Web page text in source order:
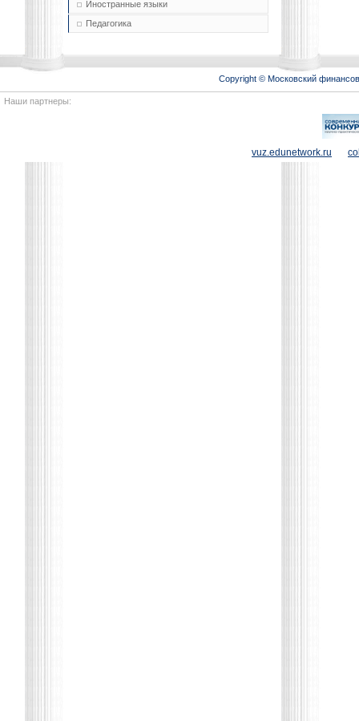
Иностранные языки
Педагогика
Copyright © Московский
Наши партнеры:
vuz.edunetwork.ru